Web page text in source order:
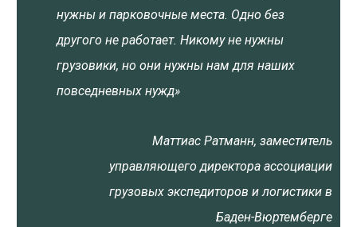
нужны и парковочные места. Одно без
другого не работает. Никому не нужны
грузовики, но они нужны нам для наших
повседневных нужд»
Маттиас Ратманн, заместитель
управляющего директора ассоциации
грузовых экспедиторов и логистики в
Баден-Вюртемберге